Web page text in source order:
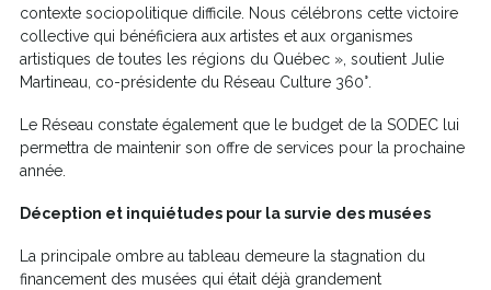
contexte sociopolitique difficile. Nous célébrons cette victoire
collective qui bénéficiera aux artistes et aux organismes
artistiques de toutes les régions du Québec », soutient Julie
Martineau, co-présidente du Réseau Culture 360°.
Le Réseau constate également que le budget de la SODEC lui
permettra de maintenir son offre de services pour la prochaine
année.
Déception et inquiétudes pour la survie des musées
La principale ombre au tableau demeure la stagnation du
financement des musées qui était déjà grandement